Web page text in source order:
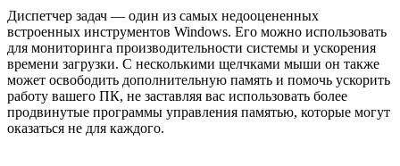
Диспетчер задач — один из самых недооцененных
встроенных инструментов Windows. Его можно использовать
для мониторинга производительности системы и ускорения
времени загрузки. С несколькими щелчками мыши он также
может освободить дополнительную память и помочь ускорить
работу вашего ПК, не заставляя вас использовать более
продвинутые программы управления памятью, которые могут
оказаться не для каждого.